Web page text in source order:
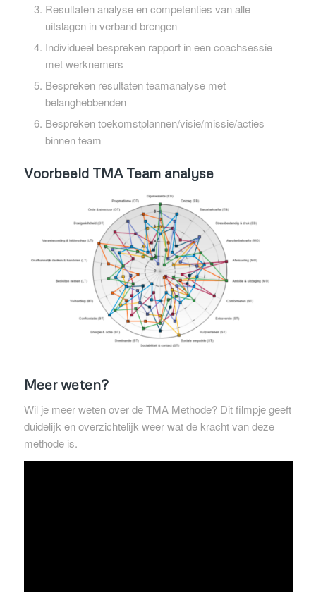
Resultaten analyse en competenties van alle
uitslagen in verband brengen
Individueel bespreken rapport in een coachsessie
met werknemers
Bespreken resultaten teamanalyse met
belanghebbenden
Bespreken toekomstplannen/visie/missie/acties
binnen team
Voorbeeld TMA Team analyse
Meer weten?
Wil je meer weten over de TMA Methode? Dit filmpje geeft
duidelijk en overzichtelijk weer wat de kracht van deze
methode is.